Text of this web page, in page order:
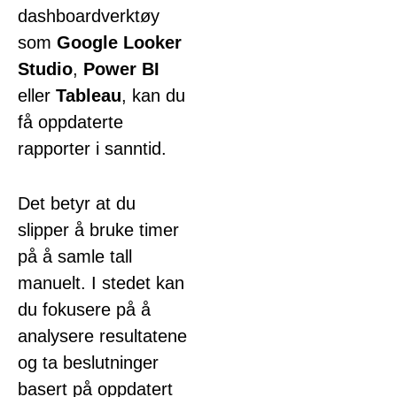
dashboardverktøy
som Google Looker
Studio, Power BI
eller Tableau, kan du
få oppdaterte
rapporter i sanntid.
Det betyr at du
slipper å bruke timer
på å samle tall
manuelt. I stedet kan
du fokusere på å
analysere resultatene
og ta beslutninger
basert på oppdatert